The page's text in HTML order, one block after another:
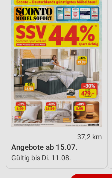
37,2 km
Angebote ab 15.07.
Gültig bis Di. 11.08.